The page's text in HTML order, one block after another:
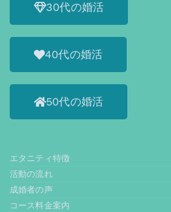
30代の婚活
40代の婚活
50代の婚活
エタニティ特徴
活動の流れ
成婚者の声
コース料金案内